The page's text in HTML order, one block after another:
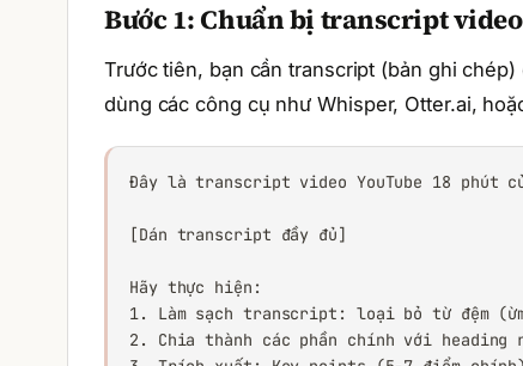
Bước 1: Chuẩn bị transcript
Trước tiên, bạn cần transcript (bản ghi
dùng các công cụ như Whisper, Otter.ai,
Đây là transcript video YouTube 18 phút
[Dán transcript đầy đủ]
Hãy thực hiện:
1. Làm sạch transcript: loại bỏ từ đệm
2. Chia thành các phần chính với heading